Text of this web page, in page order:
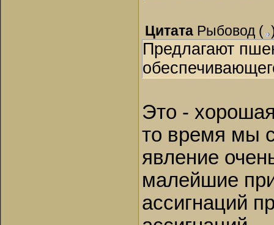
Цитата Рыбовод (
Предлагают
Это -
то время мы
явление
малейшие
ассигнаций